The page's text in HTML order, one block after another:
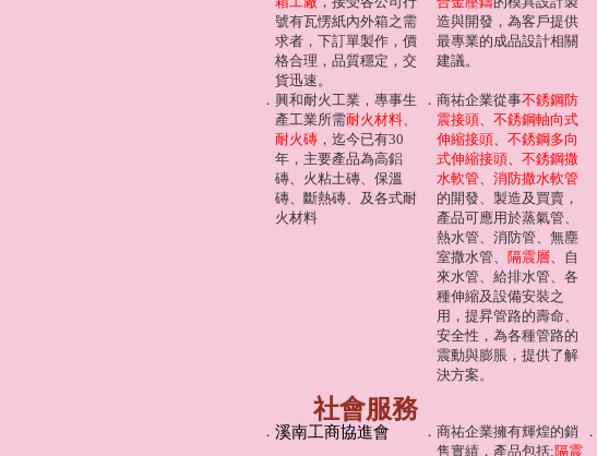
號有瓦愣紙內外箱之需
求者，下訂單製作，價
格合理，品質穩定，交
貨迅速。
造與開發，為客戶提供
最專業的成品設計相關
建議。
． 興和耐火工業，專事生
產工業所需耐火材料
耐火磚 ，迄今已有30
年，主要產品為高鋁
磚、火粘土磚、保溫
磚、斷熱磚、及各式耐
火材料
． 商祐企業從事不銹鋼防
震接頭
不銹鋼軸向式
伸縮接頭
不銹鋼多向
式伸縮接頭
不銹鋼撒
水軟管
消防撒水軟管
的開發、製造及買賣，
產品可應用於蒸氣管、
熱水管、消防管、無塵
室撒水管、 隔震層 、自
來水管、給排水管、各
種伸縮及設備安裝之
用，提昇管路的壽命、
安全性，為各種管路的
震動與膨脹，提供了解
決方案。
社會服務
． 溪南工商協進會 ． 商祐企業擁有輝煌的銷
售實績，產品包括:隔震
．